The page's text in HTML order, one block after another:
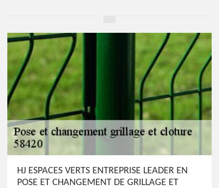
HJ ESPACES VERTS ENTREPRISE LEADER EN
POSE ET CHANGEMENT DE GRILLAGE ET